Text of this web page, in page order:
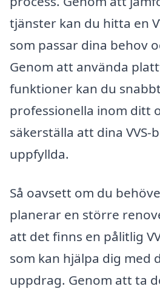
tjänster kan du hitta en
som passar dina behov
Genom att använda
funktioner kan du
professionella inom ditt
säkerställa att dina VVS-
uppfyllda.
Så oavsett om du
planerar en större
att det finns en pålitlig
som kan hjälpa dig med
uppdrag. Genom att ta